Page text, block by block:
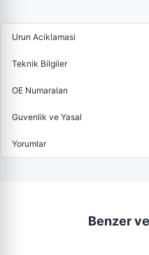
Urun Aciklamasi
Teknik Bilgiler
OE Numaraları
Guvenlik ve Yasal
Yorumlar
Benzer